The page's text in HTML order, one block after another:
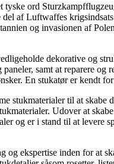
ord
af Luftwaffes
og invasionen af
dekorative og
samt at reparere og
En stukatør er kendt
stukmaterialer til at skabe
Udover at
og er i stand til at levere
ekspertise inden for at